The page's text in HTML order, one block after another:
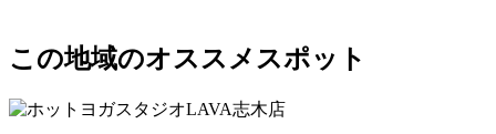
この地域のオススメスポット